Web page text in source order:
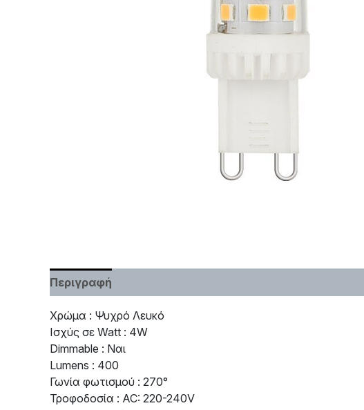
Περιγραφή
Χρώμα : Ψυχρό Λευκό
Ισχύς σε Watt : 4W
Dimmable : Ναι
Lumens : 400
Γωνία φωτισμού : 270°
Τροφοδοσία : AC: 220-240V